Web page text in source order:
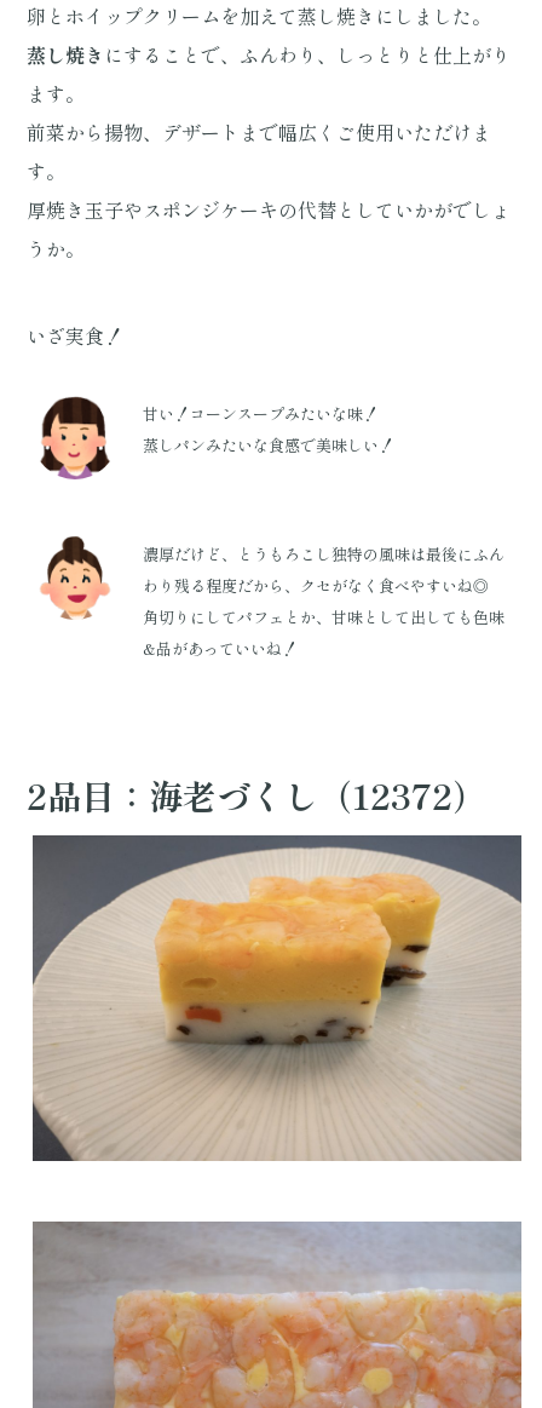
卵とホイップクリームを加えて蒸し焼きにしました。
蒸し焼き にすることで、ふんわり、しっとりと仕上がり
ます。
前菜から揚物、デザートまで幅広くご使用いただけま
す。
厚焼き玉子やスポンジケーキの代替としていかがでしょ
うか。
いざ実食！
甘い！コーンスープみたいな味！
蒸しパンみたいな食感で美味しい！
濃厚だけど、とうもろこし独特の風味は最後にふん
わり残る程度だから、クセがなく食べやすいね◎
角切りにしてパフェとか、甘味として出しても色味
&品があっていいね！
2品目：海老づくし（12372）